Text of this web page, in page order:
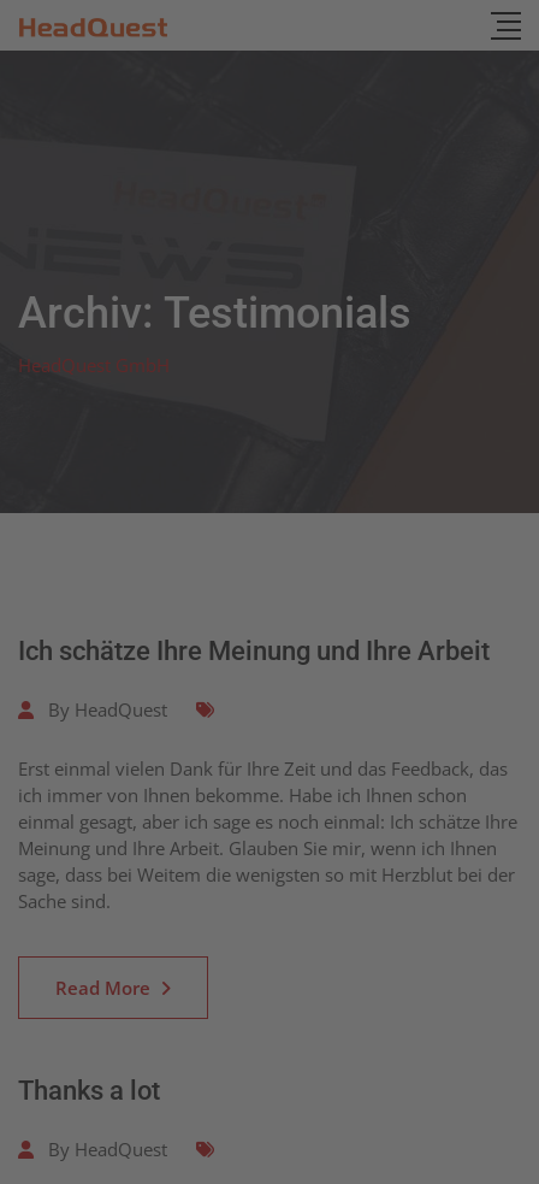
Skip
to
Archiv: Testimonials
HeadQuest GmbH
Ich schätze Ihre Meinung und Ihre Arbeit
By HeadQuest
Erst einmal vielen Dank für Ihre Zeit und das Feedback, das
ich immer von Ihnen bekomme. Habe ich Ihnen schon
einmal gesagt, aber ich sage es noch einmal: Ich schätze Ihre
Meinung und Ihre Arbeit. Glauben Sie mir, wenn ich Ihnen
sage, dass bei Weitem die wenigsten so mit Herzblut bei der
Sache sind.
Read More
Thanks a lot
By HeadQuest